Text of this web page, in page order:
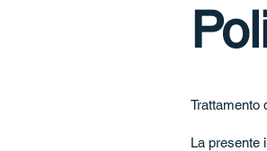
Trattamento
La presente